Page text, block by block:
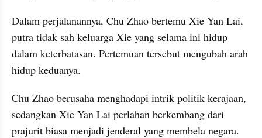
Dalam perjalanannya, Chu Zhao bertemu Xie Yan Lai,
putra tidak sah keluarga Xie yang selama ini hidup
dalam keterbatasan. Pertemuan tersebut mengubah arah
hidup keduanya.
Chu Zhao berusaha menghadapi intrik politik kerajaan,
sedangkan Xie Yan Lai perlahan berkembang dari
prajurit biasa menjadi jenderal yang membela negara.